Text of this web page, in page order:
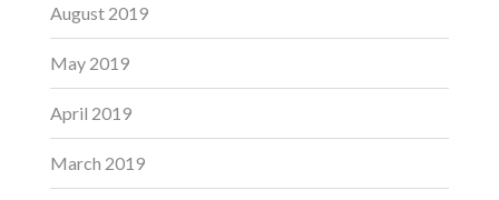
August 2019
May 2019
April 2019
March 2019